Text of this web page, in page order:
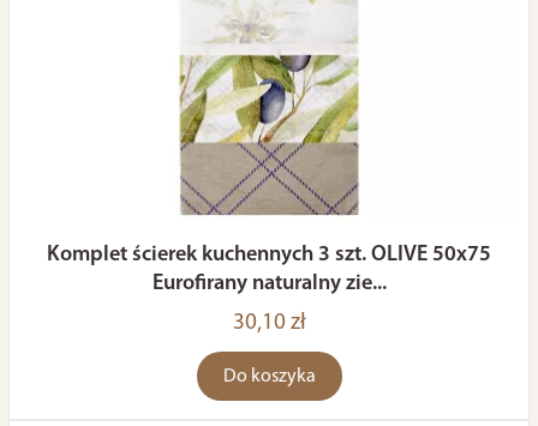
Komplet ścierek kuchennych 3 szt. OLIVE 50x75
Eurofirany naturalny zie...
30,10 zł
Do koszyka